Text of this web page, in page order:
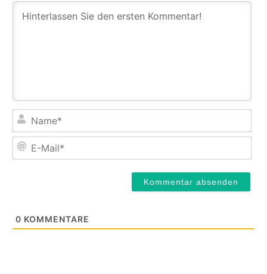
E-
0 KOMMENTARE